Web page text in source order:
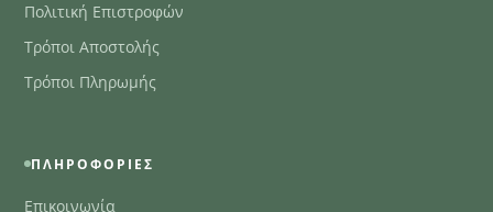
Πολιτική Επιστροφών
Τρόποι Αποστολής
Τρόποι Πληρωμής
ΠΛΗΡΟΦΟΡΊΕΣ
Επικοινωνία